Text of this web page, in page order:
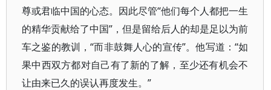
尊或君临中国的心态。因此尽管“他们每个人都把一生
的精华贡献给了中国”，但是留给后人的却是足以为前
车之鉴的教训，“而非鼓舞人心的宣传”。他写道：“如
果中西双方都对自己有了新的了解，至少还有机会不
让由来已久的误认再度发生。”